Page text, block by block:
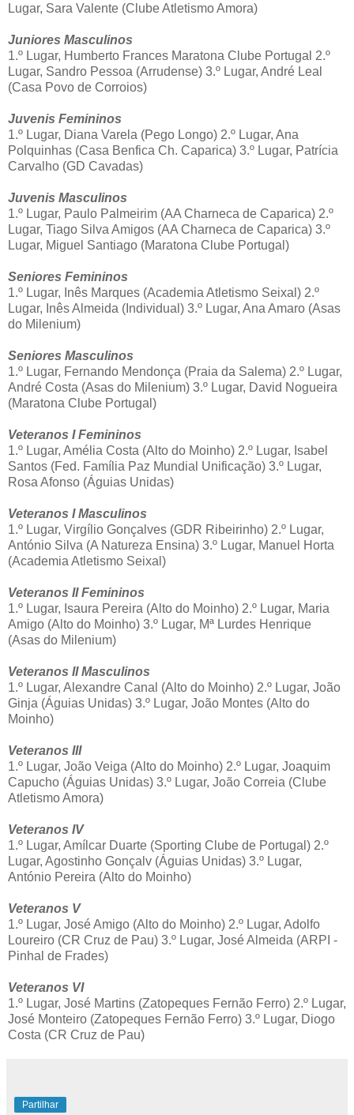
Lugar, Sara Valente (Clube Atletismo Amora)
Juniores Masculinos
1.º Lugar, Humberto Frances Maratona Clube Portugal 2.º
Lugar, Sandro Pessoa (Arrudense) 3.º Lugar, André Leal
(Casa Povo de Corroios)
Juvenis Femininos
1.º Lugar, Diana Varela (Pego Longo) 2.º Lugar, Ana
Polquinhas (Casa Benfica Ch. Caparica) 3.º Lugar, Patrícia
Carvalho (GD Cavadas)
Juvenis Masculinos
1.º Lugar, Paulo Palmeirim (AA Charneca de Caparica) 2.º
Lugar, Tiago Silva Amigos (AA Charneca de Caparica) 3.º
Lugar, Miguel Santiago (Maratona Clube Portugal)
Seniores Femininos
1.º Lugar, Inês Marques (Academia Atletismo Seixal) 2.º
Lugar, Inês Almeida (Individual) 3.º Lugar, Ana Amaro (Asas
do Milenium)
Seniores Masculinos
1.º Lugar, Fernando Mendonça (Praia da Salema) 2.º Lugar,
André Costa (Asas do Milenium) 3.º Lugar, David Nogueira
(Maratona Clube Portugal)
Veteranos I Femininos
1.º Lugar, Amélia Costa (Alto do Moinho) 2.º Lugar, Isabel
Santos (Fed. Família Paz Mundial Unificação) 3.º Lugar,
Rosa Afonso (Águias Unidas)
Veteranos I Masculinos
1.º Lugar, Virgílio Gonçalves (GDR Ribeirinho) 2.º Lugar,
António Silva (A Natureza Ensina) 3.º Lugar, Manuel Horta
(Academia Atletismo Seixal)
Veteranos II Femininos
1.º Lugar, Isaura Pereira (Alto do Moinho) 2.º Lugar, Maria
Amigo (Alto do Moinho) 3.º Lugar, Mª Lurdes Henrique
(Asas do Milenium)
Veteranos II Masculinos
1.º Lugar, Alexandre Canal (Alto do Moinho) 2.º Lugar, João
Ginja (Águias Unidas) 3.º Lugar, João Montes (Alto do
Moinho)
Veteranos III
1.º Lugar, João Veiga (Alto do Moinho) 2.º Lugar, Joaquim
Capucho (Águias Unidas) 3.º Lugar, João Correia (Clube
Atletismo Amora)
Veteranos IV
1.º Lugar, Amílcar Duarte (Sporting Clube de Portugal) 2.º
Lugar, Agostinho Gonçalv (Águias Unidas) 3.º Lugar,
António Pereira (Alto do Moinho)
Veteranos V
1.º Lugar, José Amigo (Alto do Moinho) 2.º Lugar, Adolfo
Loureiro (CR Cruz de Pau) 3.º Lugar, José Almeida (ARPI -
Pinhal de Frades)
Veteranos VI
1.º Lugar, José Martins (Zatopeques Fernão Ferro) 2.º Lugar,
José Monteiro (Zatopeques Fernão Ferro) 3.º Lugar, Diogo
Costa (CR Cruz de Pau)
Partilhar